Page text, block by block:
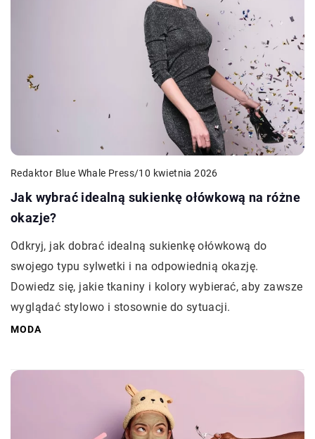
Redaktor Blue Whale Press/10 kwietnia 2026
Jak wybrać idealną sukienkę ołówkową na różne
okazje?
Odkryj, jak dobrać idealną sukienkę ołówkową do
swojego typu sylwetki i na odpowiednią okazję.
Dowiedz się, jakie tkaniny i kolory wybierać, aby zawsze
wyglądać stylowo i stosownie do sytuacji.
MODA